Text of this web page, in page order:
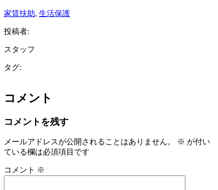
家賃扶助, 生活保護
投稿者:
スタッフ
タグ:
コメント
コメントを残す
メールアドレスが公開されることはありません。 ※ が付い
ている欄は必須項目です
コメント ※